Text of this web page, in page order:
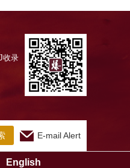
收录
E-mail Alert
English